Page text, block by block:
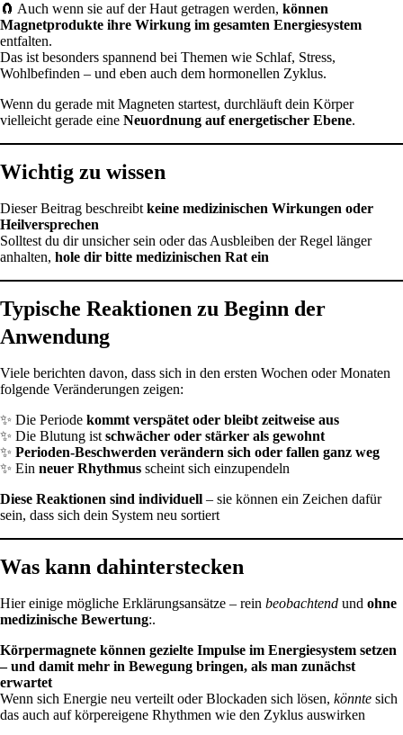
🧲 Auch wenn sie auf der Haut getragen werden, können
Magnetprodukte ihre Wirkung im gesamten Energiesystem
entfalten.
Das ist besonders spannend bei Themen wie Schlaf, Stress,
Wohlbefinden – und eben auch dem hormonellen Zyklus.
Wenn du gerade mit Magneten startest, durchläuft dein Körper
vielleicht gerade eine Neuordnung auf energetischer Ebene.
Wichtig zu wissen
Dieser Beitrag beschreibt keine medizinischen Wirkungen oder
Heilversprechen
Solltest du dir unsicher sein oder das Ausbleiben der Regel länger
anhalten, hole dir bitte medizinischen Rat ein
Typische Reaktionen zu Beginn der
Anwendung
Viele berichten davon, dass sich in den ersten Wochen oder Monaten
folgende Veränderungen zeigen:
✨ Die Periode kommt verspätet oder bleibt zeitweise aus
✨ Die Blutung ist schwächer oder stärker als gewohnt
✨ Perioden-Beschwerden verändern sich oder fallen ganz weg
✨ Ein neuer Rhythmus scheint sich einzupendeln
Diese Reaktionen sind individuell – sie können ein Zeichen dafür
sein, dass sich dein System neu sortiert
Was kann dahinterstecken
Hier einige mögliche Erklärungsansätze – rein beobachtend und ohne
medizinische Bewertung:.
Körpermagnete können gezielte Impulse im Energiesystem setzen
– und damit mehr in Bewegung bringen, als man zunächst
erwartet
Wenn sich Energie neu verteilt oder Blockaden sich lösen, könnte sich
das auch auf körpereigene Rhythmen wie den Zyklus auswirken